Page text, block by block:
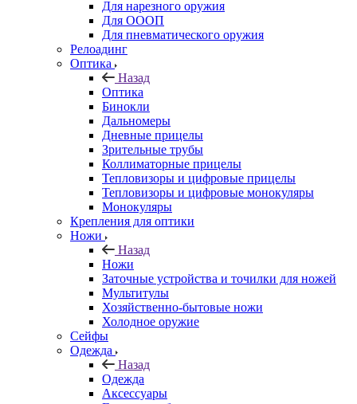
Для нарезного оружия
Для ОООП
Для пневматического оружия
Релоадинг
Оптика
Назад
Оптика
Бинокли
Дальномеры
Дневные прицелы
Зрительные трубы
Коллиматорные прицелы
Тепловизоры и цифровые прицелы
Тепловизоры и цифровые монокуляры
Монокуляры
Крепления для оптики
Ножи
Назад
Ножи
Заточные устройства и точилки для ножей
Мультитулы
Хозяйственно-бытовые ножи
Холодное оружие
Сейфы
Одежда
Назад
Одежда
Аксессуары